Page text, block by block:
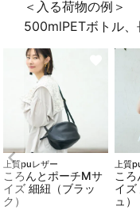
＜入る荷物の例＞
500mlPETボトル
上質puレザー
ころんとポーチMサ
イズ 細紐（ブラッ
ク）
上質
こ
イズ
ュ）